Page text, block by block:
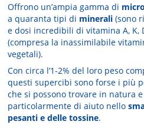
Offrono un’ampia gamma di
a quaranta tipi di minerali (sono
e dosi incredibili di vitamina A, K,
(compresa la inassimilabile
vegetali).
Con circa l’1-2% del loro peso
questi supercibi sono forse i più
che si possono trovare in natura
particolarmente di aiuto nello
pesanti e delle tossine.